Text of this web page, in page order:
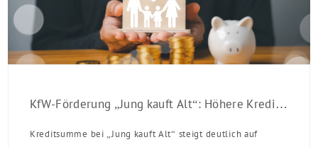
KfW-Förderung „Jung kauft Alt“: Höhere Kredite ab August 2026
Kreditsumme bei „Jung kauft Alt“ steigt deutlich auf